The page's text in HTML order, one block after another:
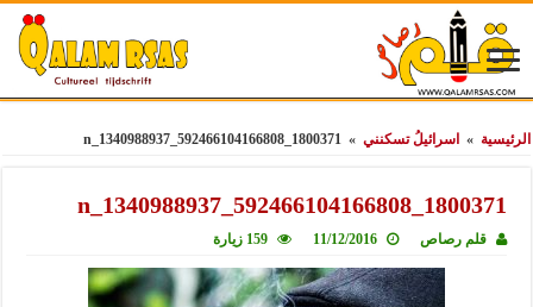
الرئيسية » اسرائيلُ تسكنني »
1800371_592466104166808_1340988937_n
1800371_592466104166808_1340988937_n
قلم رصاص 11/12/2016 159 زيارة